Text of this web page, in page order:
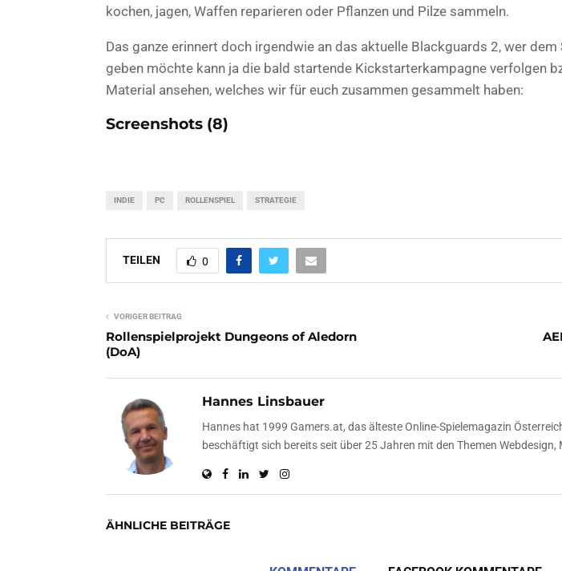
kochen, jagen, Waffen reparieren oder Pflanzen und Pilze sammeln.
Das ganze erinnert doch irgendwie an das aktuelle Blackguards 2, wer dem
geben möchte kann ja die bald startende Kickstarterkampagne verfolgen
Material ansehen, welches wir für euch zusammen gesammelt haben:
Screenshots (8)
INDIE PC ROLLENSPIEL STRATEGIE
TEILEN 0
VORIGER BEITRAG
Rollenspielprojekt Dungeons of Aledorn
(DoA)
Hannes Linsbauer
Hannes hat 1999 Gamers.at, das älteste Online-Spielemagazin
beschäftigt sich bereits seit über 25 Jahren mit den Themen Webdesign,
ÄHNLICHE BEITRÄGE